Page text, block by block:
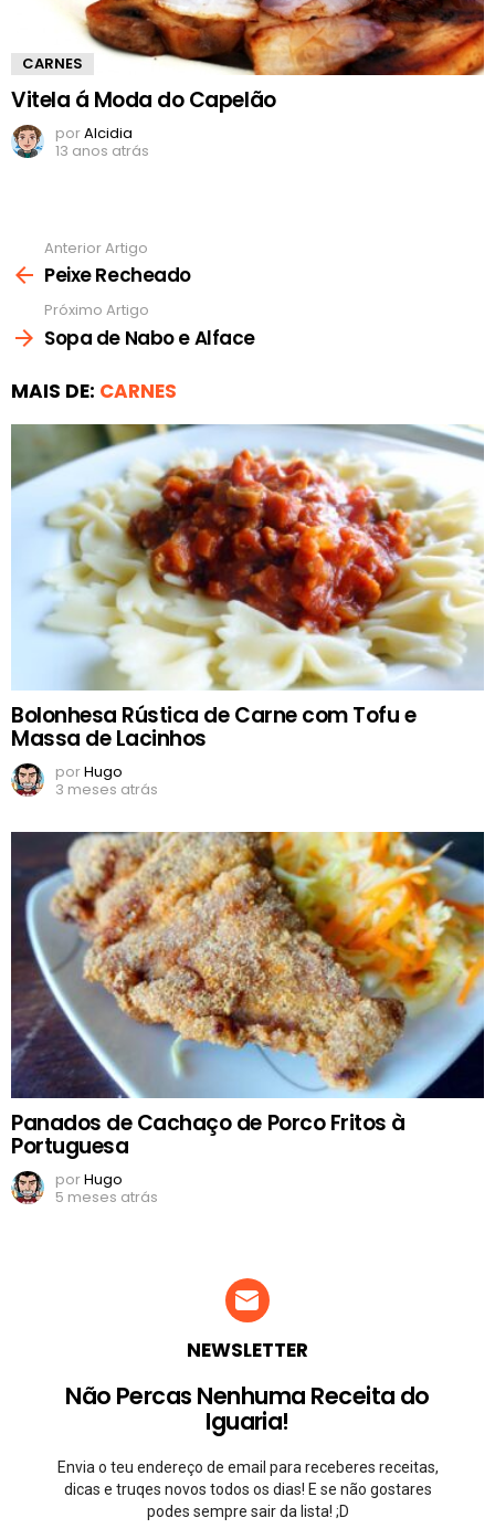
CARNES
Vitela á Moda do Capelão
porAlcidia
13 anos atrás
mais
Anterior Artigo
Peixe Recheado
Próximo Artigo
Sopa de Nabo e Alface
MAIS DE: CARNES
Bolonhesa Rústica de Carne com Tofu e
Massa de Lacinhos
porHugo
3 meses atrás
Panados de Cachaço de Porco Fritos à
Portuguesa
porHugo
5 meses atrás
NEWSLETTER
Não Percas Nenhuma Receita do
Iguaria!
Envia o teu endereço de email para receberes receitas,
dicas e truqes novos todos os dias! E se não gostares
podes sempre sair da lista! ;D